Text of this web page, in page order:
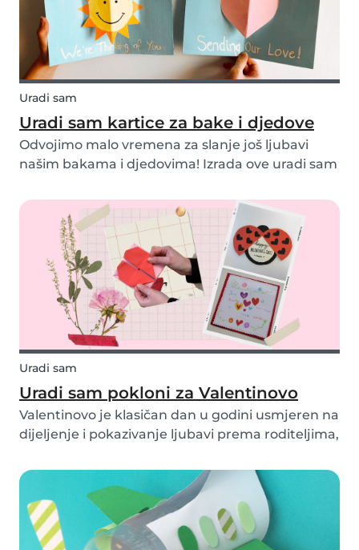
Uradi sam
Uradi sam kartice za bake i djedove
Odvojimo malo vremena za slanje još ljubavi
našim bakama i djedovima! Izrada ove uradi sam
personalizirani poklon za naše najmilije. Napravili
smo dva primjera kartice koje možete i vi
napraviti s vl...
Uradi sam
Uradi sam pokloni za Valentinovo
Valentinovo je klasičan dan u godini usmjeren na
dijeljenje i pokazivanje ljubavi prema roditeljima,
čak vašoj babysitterici. Umjesto kupovanja
skupih poklona, što kažete na to da napra...